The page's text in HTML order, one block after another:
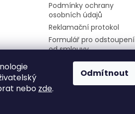
nebo zde.
Odmítnout
Podmínky ochrany
osobních údajů
Reklamační protokol
Formulář pro odstoupení
od smlouvy